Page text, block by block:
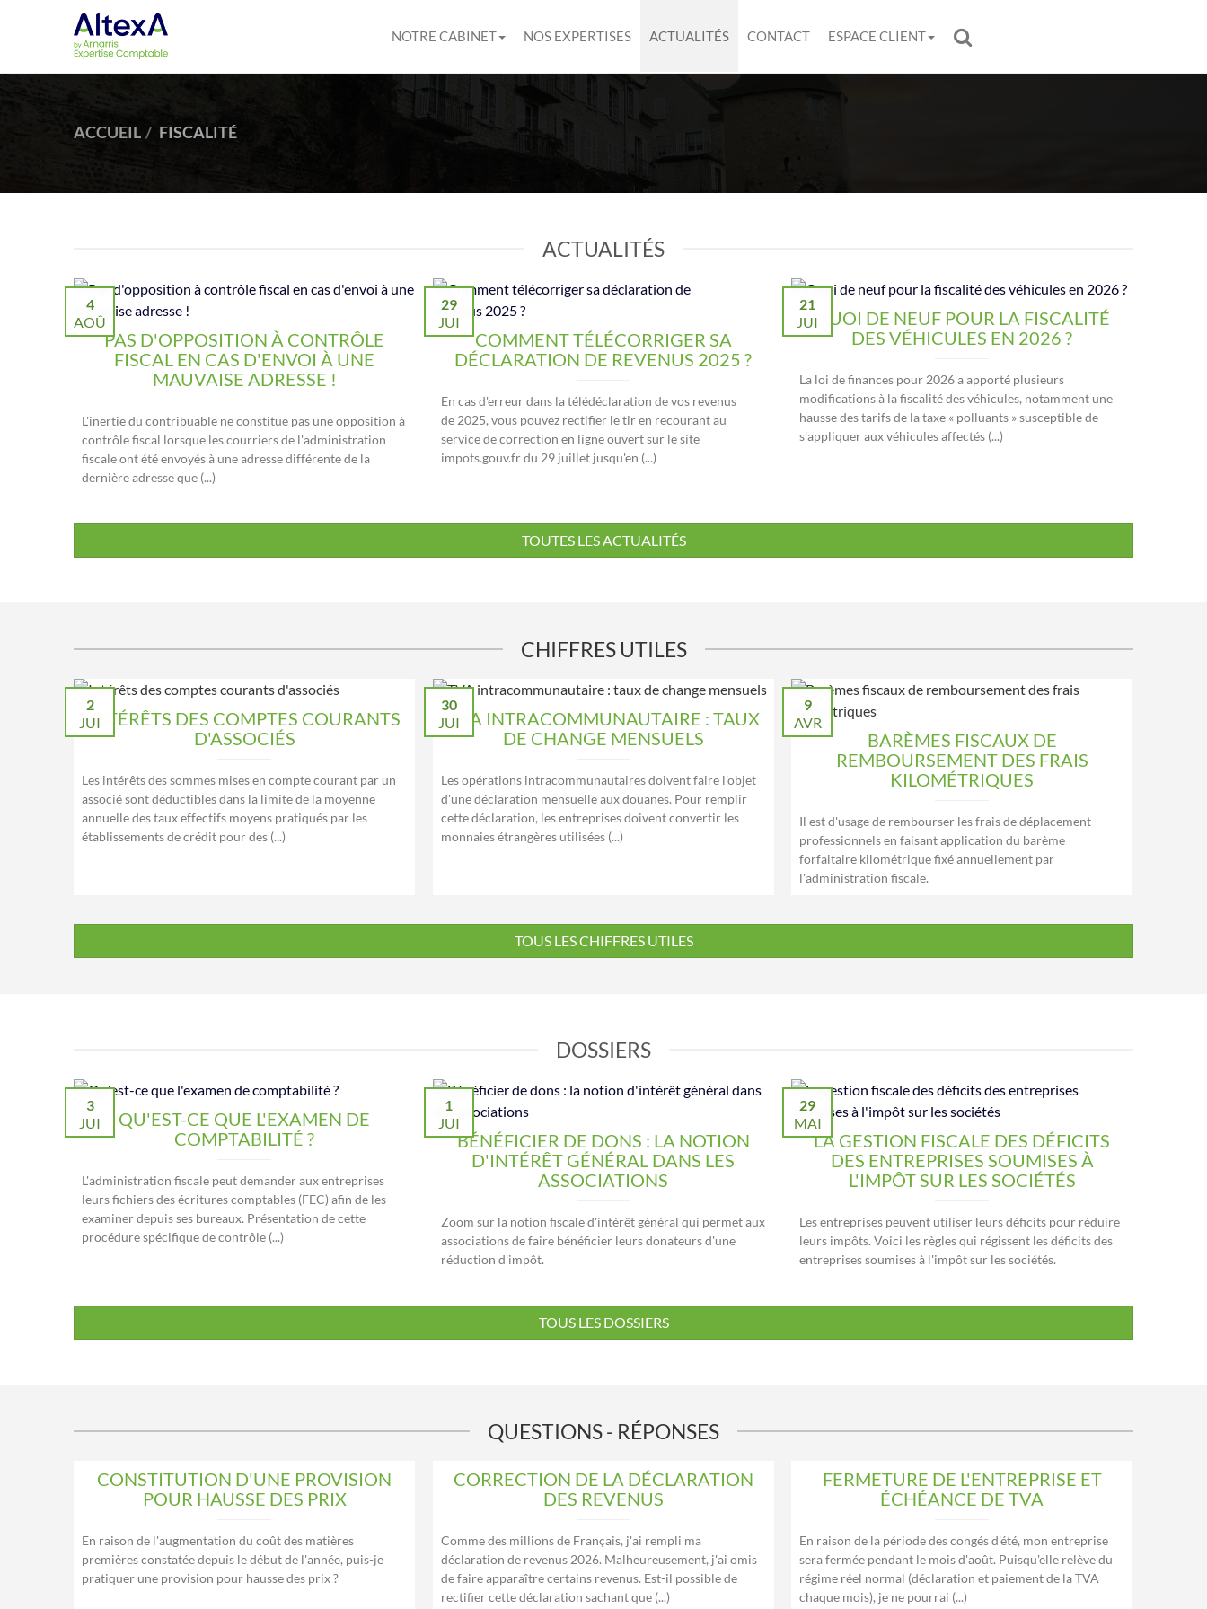
NOTRE CABINET NOS EXPERTISES ACTUALITÉS CONTACT ESPACE CLIENT
ACCUEIL FISCALITÉ
ACTUALITÉS
PAS D'OPPOSITION À CONTRÔLE
FISCAL EN CAS D'ENVOI À UNE
MAUVAISE ADRESSE !
4
AOÛ
L'inertie du contribuable ne constitue pas une opposition à
contrôle fiscal lorsque les courriers de l'administration
fiscale ont été envoyés à une adresse différente de la
dernière adresse que (...)
COMMENT TÉLÉCORRIGER SA
DÉCLARATION DE REVENUS 2025 ?
29
JUI
En cas d'erreur dans la télédéclaration de vos revenus
de 2025, vous pouvez rectifier le tir en recourant au
service de correction en ligne ouvert sur le site
impots.gouv.fr du 29 juillet jusqu'en (...)
QUOI DE NEUF POUR LA FISCALITÉ
DES VÉHICULES EN 2026 ?
21
JUI
La loi de finances pour 2026 a apporté plusieurs
modifications à la fiscalité des véhicules, notamment une
hausse des tarifs de la taxe « polluants » susceptible de
s'appliquer aux véhicules affectés (...)
TOUTES LES ACTUALITÉS
CHIFFRES UTILES
INTÉRÊTS DES COMPTES COURANTS
D'ASSOCIÉS
2
JUI
Les intérêts des sommes mises en compte courant par un
associé sont déductibles dans la limite de la moyenne
annuelle des taux effectifs moyens pratiqués par les
établissements de crédit pour des (...)
TVA INTRACOMMUNAUTAIRE : TAUX
DE CHANGE MENSUELS
30
JUI
Les opérations intracommunautaires doivent faire l'objet
d'une déclaration mensuelle aux douanes. Pour remplir
cette déclaration, les entreprises doivent convertir les
monnaies étrangères utilisées (...)
BARÈMES FISCAUX DE
REMBOURSEMENT DES FRAIS
KILOMÉTRIQUES
9
AVR
Il est d'usage de rembourser les frais de déplacement
professionnels en faisant application du barème
forfaitaire kilométrique fixé annuellement par
l'administration fiscale.
TOUS LES CHIFFRES UTILES
DOSSIERS
QU'EST-CE QUE L'EXAMEN DE
COMPTABILITÉ ?
3
JUI
L'administration fiscale peut demander aux entreprises
leurs fichiers des écritures comptables (FEC) afin de les
examiner depuis ses bureaux. Présentation de cette
procédure spécifique de contrôle (...)
BÉNÉFICIER DE DONS : LA NOTION
D'INTÉRÊT GÉNÉRAL DANS LES
ASSOCIATIONS
1
JUI
Zoom sur la notion fiscale d'intérêt général qui permet aux
associations de faire bénéficier leurs donateurs d'une
réduction d'impôt.
LA GESTION FISCALE DES DÉFICITS
DES ENTREPRISES SOUMISES À
L'IMPÔT SUR LES SOCIÉTÉS
29
MAI
Les entreprises peuvent utiliser leurs déficits pour réduire
leurs impôts. Voici les règles qui régissent les déficits des
entreprises soumises à l'impôt sur les sociétés.
TOUS LES DOSSIERS
QUESTIONS - RÉPONSES
CONSTITUTION D'UNE PROVISION
POUR HAUSSE DES PRIX
En raison de l'augmentation du coût des matières
premières constatée depuis le début de l'année, puis-je
pratiquer une provision pour hausse des prix ?
CORRECTION DE LA DÉCLARATION
DES REVENUS
Comme des millions de Français, j'ai rempli ma
déclaration de revenus 2026. Malheureusement, j'ai omis
de faire apparaître certains revenus. Est-il possible de
rectifier cette déclaration sachant que (...)
FERMETURE DE L'ENTREPRISE ET
ÉCHÉANCE DE TVA
En raison de la période des congés d'été, mon entreprise
sera fermée pendant le mois d'août. Puisqu'elle relève du
régime réel normal (déclaration et paiement de la TVA
chaque mois), je ne pourrai (...)